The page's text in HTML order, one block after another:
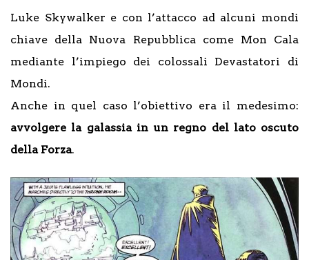
Luke Skywalker e con l’attacco ad alcuni mondi
chiave della Nuova Repubblica come Mon Cala
mediante l’impiego dei colossali Devastatori di
Mondi.
Anche in quel caso l’obiettivo era il medesimo:
avvolgere la galassia in un regno del lato oscuto
della Forza.